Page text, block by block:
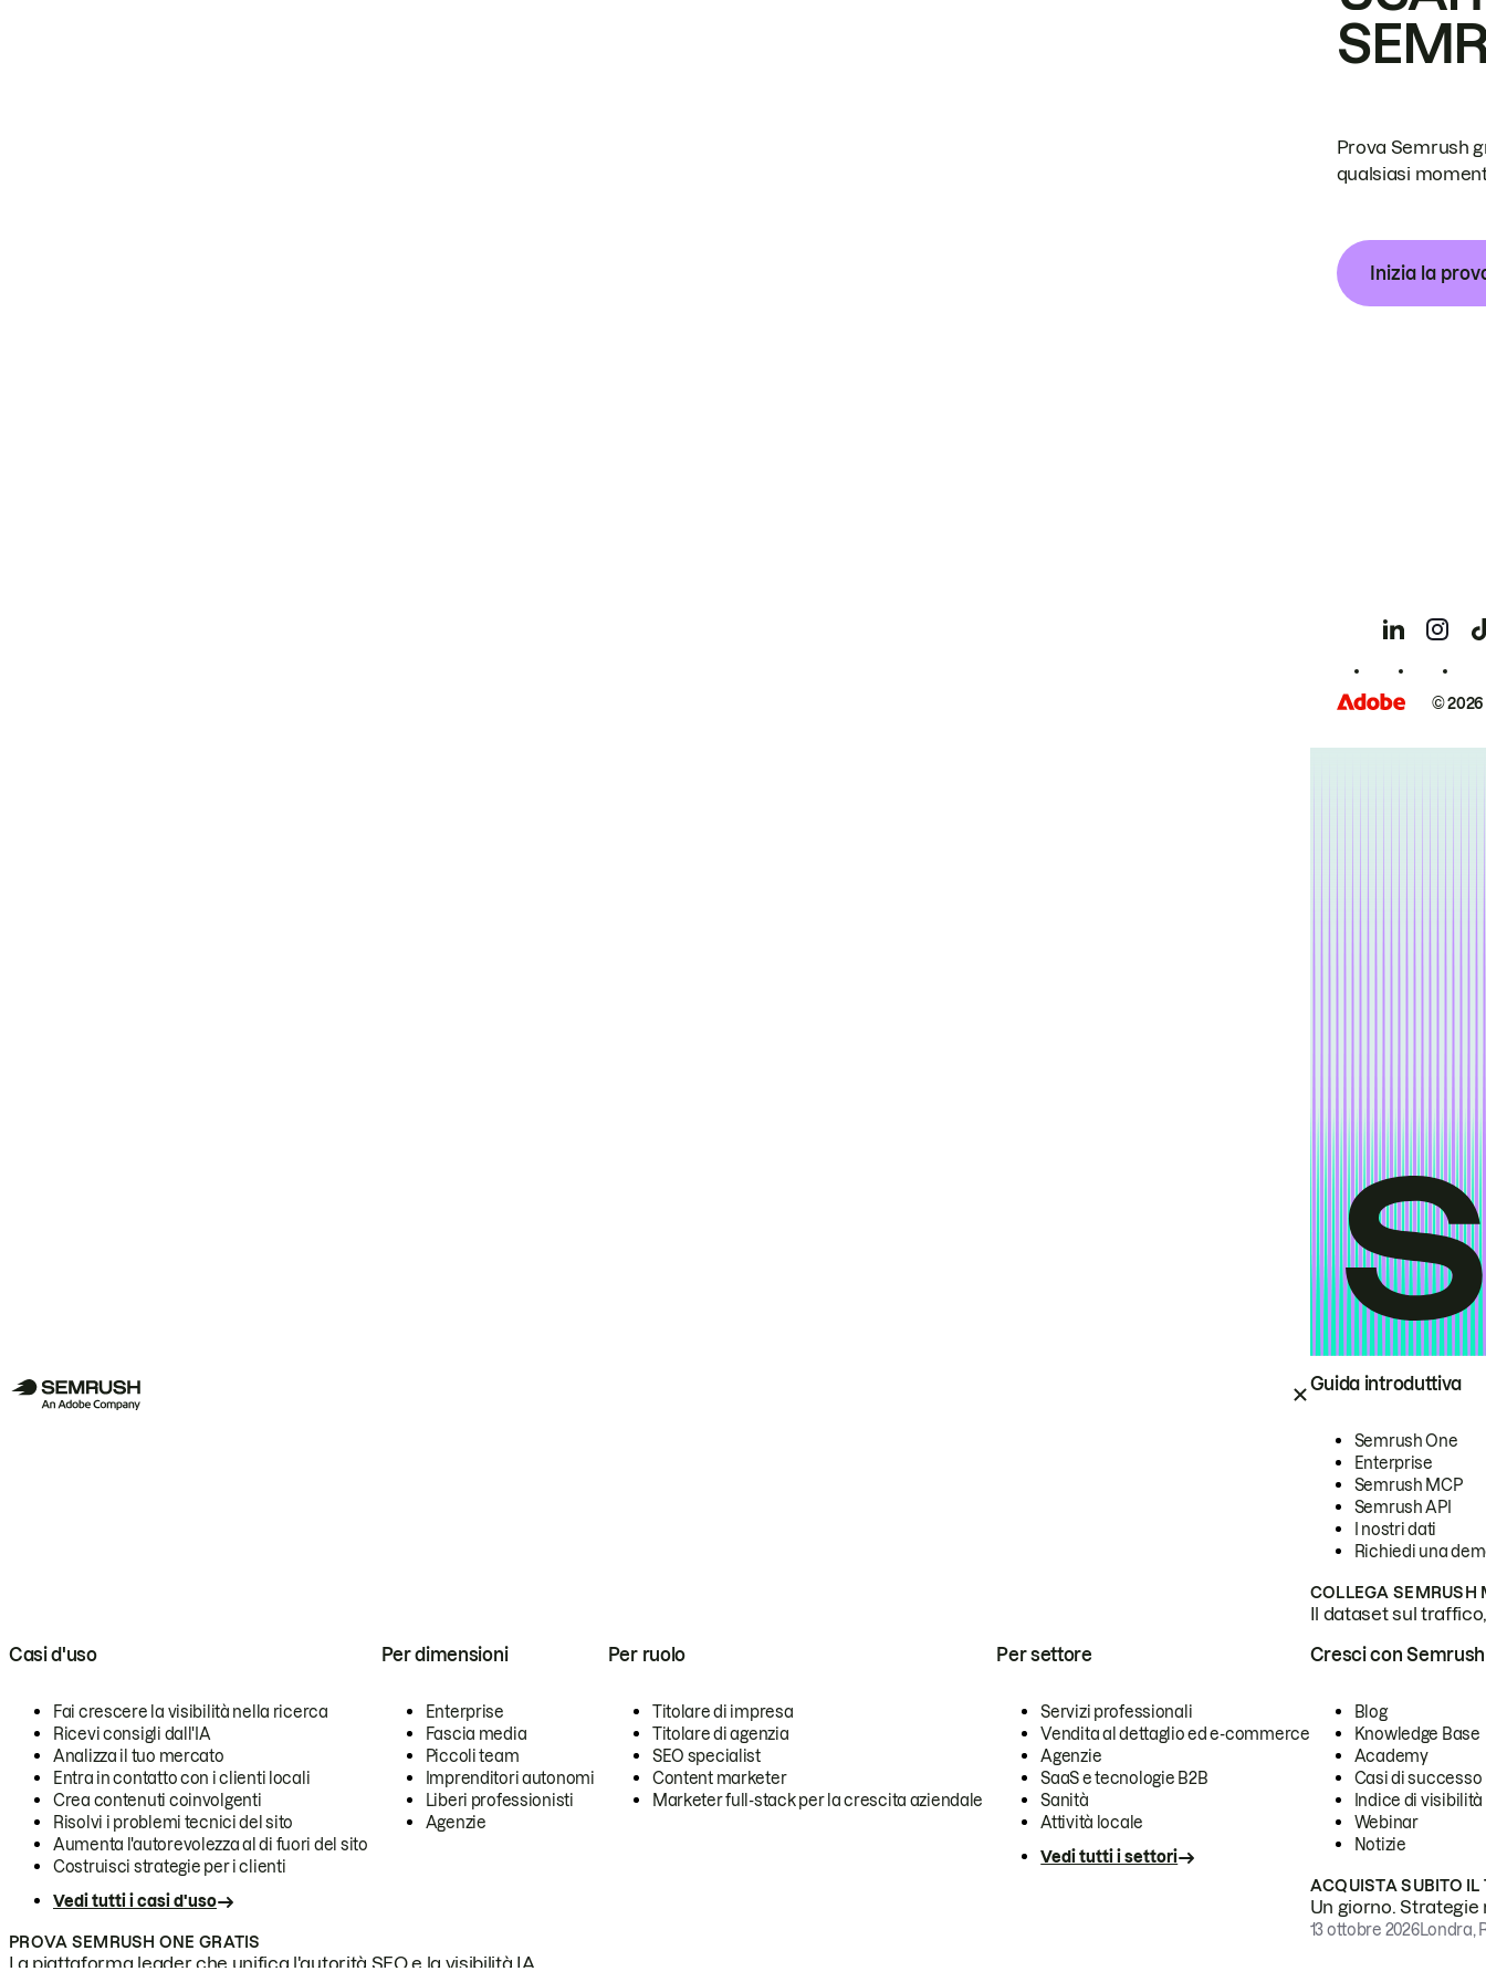
Guida introduttiva
Semrush One
Enterprise
Semrush MCP
Semrush API
I nostri dati
Richiedi una
COLLEGA SEMRUSH
Il dataset sul
Casi d'uso
Fai crescere la visibilità nella ricerca
Ricevi consigli dall'IA
Analizza il tuo mercato
Entra in contatto con i clienti locali
Crea contenuti coinvolgenti
Risolvi i problemi tecnici del sito
Aumenta l'autorevolezza al di fuori del sito
Costruisci strategie per i clienti
Vedi tutti i casi d'uso
Per dimensioni
Enterprise
Fascia media
Piccoli team
Imprenditori autonomi
Liberi professionisti
Agenzie
Per ruolo
Titolare di impresa
Titolare di agenzia
SEO specialist
Content marketer
Marketer full-stack per la crescita aziendale
Per settore
Servizi professionali
Vendita al dettaglio ed e-commerce
Agenzie
SaaS e tecnologie B2B
Sanità
Attività locale
Vedi tutti i settori
PROVA SEMRUSH ONE GRATIS
La piattaforma leader che unifica l'autorità SEO e la visibilità IA.
Cresci con Semrush
Blog
Knowledge Base
Academy
Casi di successo
Indice di visibilità
Webinar
Notizie
ACQUISTA SUBITO IL
Un giorno.
13 ottobre 2026Londra,
Prova Semrush
qualsiasi
Inizia la
©